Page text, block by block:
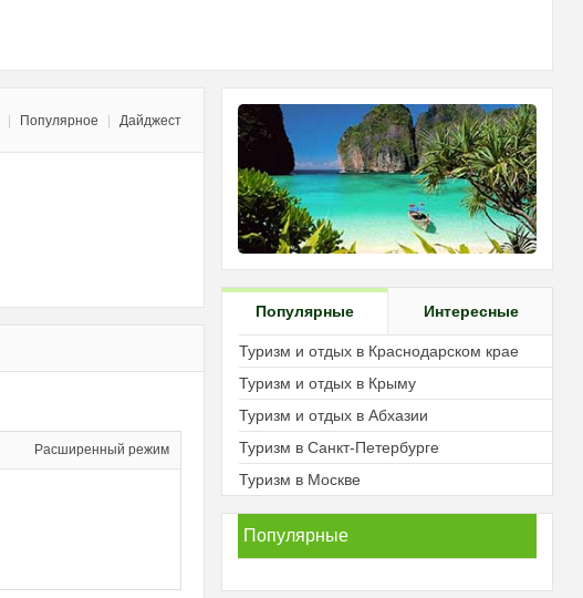
Популярное Дайджест
Расширенный режим
Популярные Интересные
Туризм и отдых в Краснодарском крае
Туризм и отдых в Крыму
Туризм и отдых в Абхазии
Туризм в Санкт-Петербурге
Туризм в Москве
Популярные